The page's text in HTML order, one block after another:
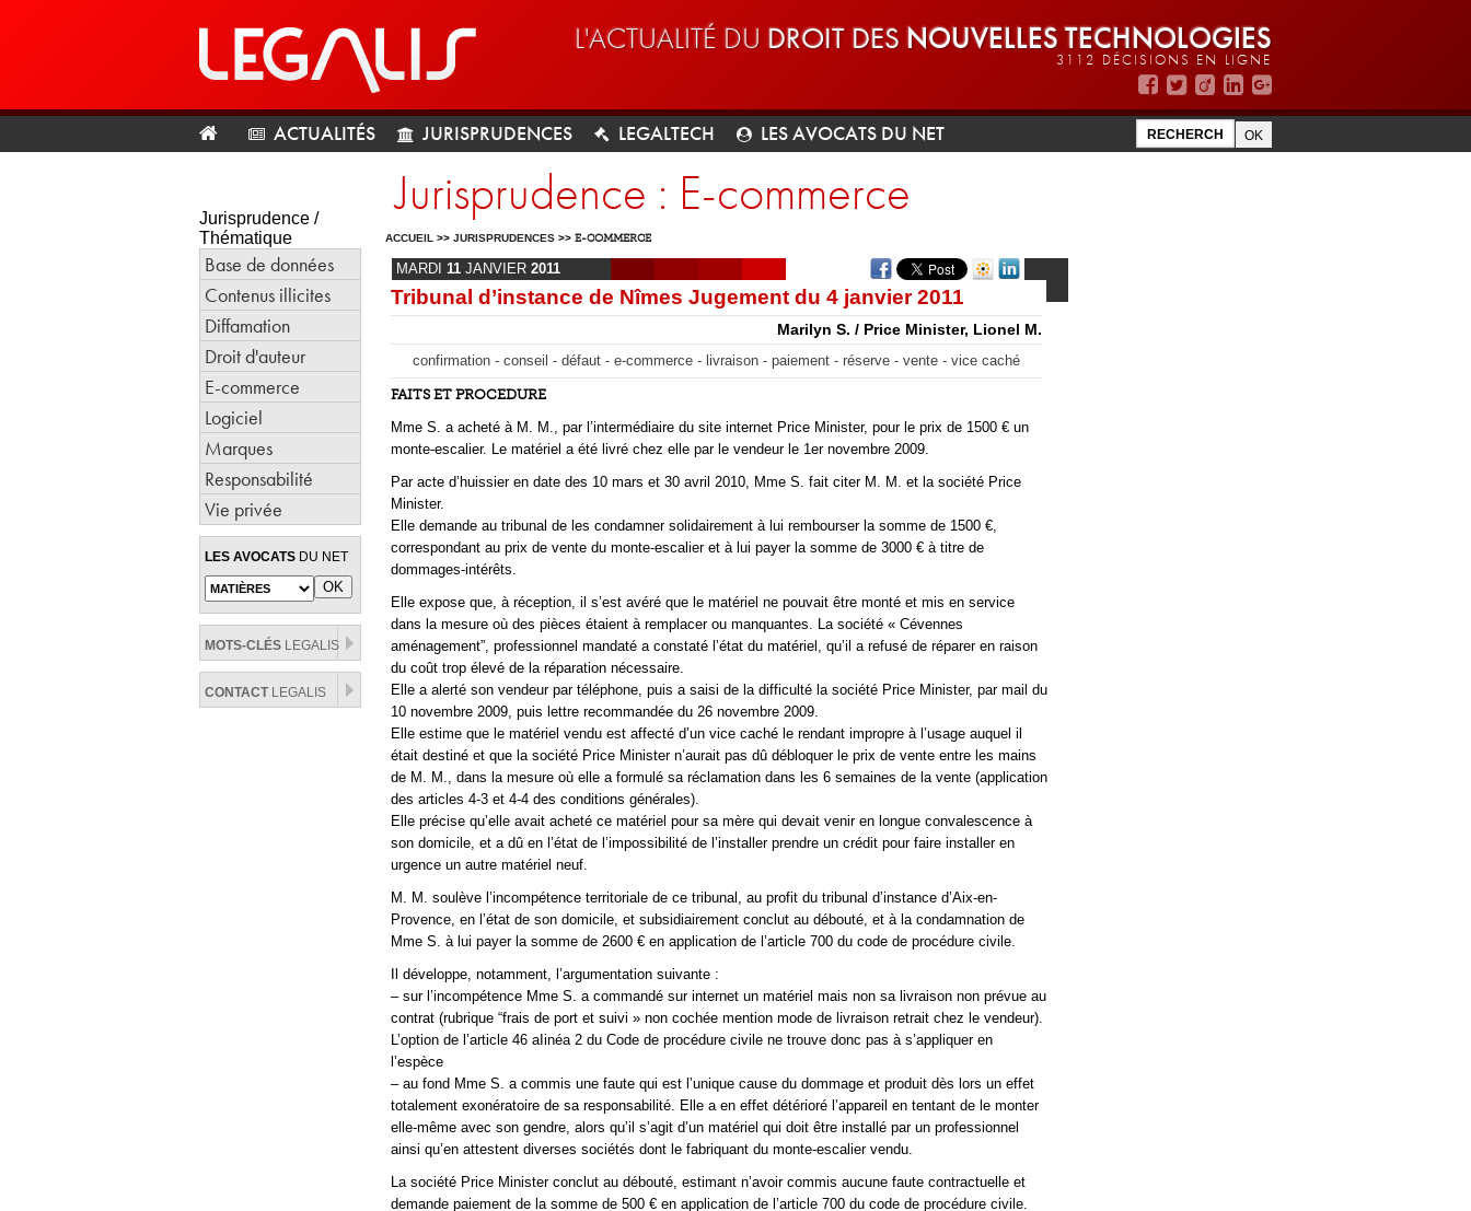
L'ACTUALITÉ DU DROIT DES NOUVELLES TECHNOLOGIES
3112 DÉCISIONS EN LIGNE
ACTUALITÉS JURISPRUDENCES LEGALTECH LES AVOCATS DU NET
Jurisprudence /
Thématique
Base de données
Contenus illicites
Diffamation
Droit d'auteur
E-commerce
Logiciel
Marques
Responsabilité
Vie privée
LES AVOCATS DU NET
MOTS-CLÉS LEGALIS
CONTACTLEGALIS
Jurisprudence : E-commerce
ACCUEIL >> JURISPRUDENCES >> E-COMMERCE
MARDI 11 JANVIER 2011
Tribunal d’instance de Nîmes Jugement du 4 janvier 2011
Marilyn S. / Price Minister, Lionel M.
confirmation - conseil - défaut - e-commerce - livraison - paiement - réserve - vente - vice caché
FAITS ET PROCEDURE
Mme S. a acheté à M. M., par l’intermédiaire du site internet Price Minister, pour le prix de 1500 € un
monte-escalier. Le matériel a été livré chez elle par le vendeur le 1er novembre 2009.
Par acte d’huissier en date des 10 mars et 30 avril 2010, Mme S. fait citer M. M. et la société Price
Minister.
Elle demande au tribunal de les condamner solidairement à lui rembourser la somme de 1500 €,
correspondant au prix de vente du monte-escalier et à lui payer la somme de 3000 € à titre de
dommages-intérêts.
Elle expose que, à réception, il s’est avéré que le matériel ne pouvait être monté et mis en service
dans la mesure où des pièces étaient à remplacer ou manquantes. La société « Cévennes
aménagement”, professionnel mandaté a constaté l’état du matériel, qu’il a refusé de réparer en raison
du coût trop élevé de la réparation nécessaire.
Elle a alerté son vendeur par téléphone, puis a saisi de la difficulté la société Price Minister, par mail du
10 novembre 2009, puis lettre recommandée du 26 novembre 2009.
Elle estime que le matériel vendu est affecté d’un vice caché le rendant impropre à l’usage auquel il
était destiné et que la société Price Minister n’aurait pas dû débloquer le prix de vente entre les mains
de M. M., dans la mesure où elle a formulé sa réclamation dans les 6 semaines de la vente (application
des articles 4-3 et 4-4 des conditions générales).
Elle précise qu’elle avait acheté ce matériel pour sa mère qui devait venir en longue convalescence à
son domicile, et a dû en l’état de l’impossibilité de l’installer prendre un crédit pour faire installer en
urgence un autre matériel neuf.
M. M. soulève l’incompétence territoriale de ce tribunal, au profit du tribunal d’instance d’Aix-en-
Provence, en l’état de son domicile, et subsidiairement conclut au débouté, et à la condamnation de
Mme S. à lui payer la somme de 2600 € en application de l’article 700 du code de procédure civile.
Il développe, notamment, l’argumentation suivante :
– sur l’incompétence Mme S. a commandé sur internet un matériel mais non sa livraison non prévue au
contrat (rubrique “frais de port et suivi » non cochée mention mode de livraison retrait chez le vendeur).
L’option de l’article 46 aIinéa 2 du Code de procédure civile ne trouve donc pas à s’appliquer en
l’espèce
– au fond Mme S. a commis une faute qui est l’unique cause du dommage et produit dès lors un effet
totalement exonératoire de sa responsabilité. Elle a en effet détérioré l’appareil en tentant de le monter
elle-même avec son gendre, alors qu’il s’agit d’un matériel qui doit être installé par un professionnel
ainsi qu’en attestent diverses sociétés dont le fabriquant du monte-escalier vendu.
La société Price Minister conclut au débouté, estimant n’avoir commis aucune faute contractuelle et
demande paiement de la somme de 500 € en application de l’article 700 du code de procédure civile.